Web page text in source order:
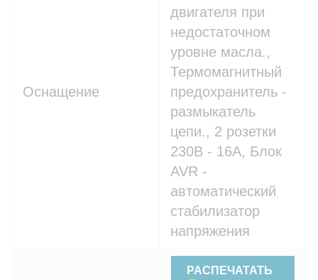
Оснащение
двигателя при
недостаточном
уровне масла.,
Термомагнитный
предохранитель -
размыкатель
цепи., 2 розетки
230В - 16A, Блок
AVR -
автоматический
стабилизатор
напряжения
РАСПЕЧАТАТЬ